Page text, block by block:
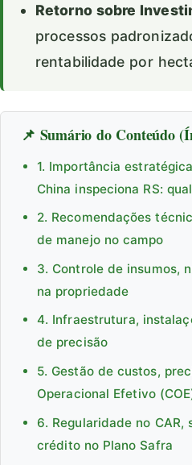
Retorno sobre
processos
rentabilidade por
📌 Sumário do Conteúdo
1. Importância
China inspeciona RS:
2. Recomendações
de manejo no campo
3. Controle de insumos,
na propriedade
4. Infraestrutura,
de precisão
5. Gestão de custos,
Operacional Efetivo
6. Regularidade no
crédito no Plano Safra